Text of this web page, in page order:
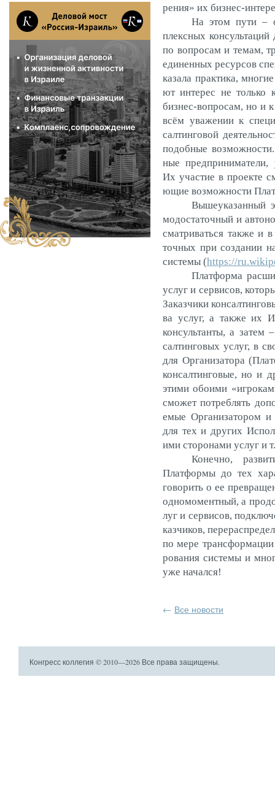
рения» их биз­нес-
На этом пу­ти –
плексных
по воп­ро­сам и те­мам,
еди­нен­ных ре­сур­сов
каза­ла прак­ти­ка,
ют ин­те­рес не толь­ко
биз­нес-воп­ро­сам, но и
всём ува­жении к
салтин­го­вой
по­доб­ные
ные
Их учас­тие в про­ек­те
ющие воз­можнос­ти
Вы­ше­ука­зан­ный
модос­та­точ­ный и
смат­ри­вать­ся так­же и
точ­ных при соз­да­нии
сис­те­мы (https://
Плат­форма
ус­луг и сер­ви­сов,
За­каз­чи­ки
ва ус­луг, а так­же их
кон­суль­тан­ты, а
салтин­го­вых ус­луг, в
для Ор­га­низа­тора
кон­салтин­го­вые, но и
эти­ми обо­ими
смо­жет пот­реблять
емые Ор­га­низа­тором и
для тех и дру­гих
ими сто­рона­ми ус­луг и
Ко­неч­но,
Плат­формы до тех
го­ворить о ее
од­но­момен­тный, а
луг и сер­ви­сов,
каз­чи­ков,
по ме­ре
рова­ния сис­те­мы и
уже на­чал­ся!
← Все новости
Конгресс коллегия © 2010—2026 Все права защищены.